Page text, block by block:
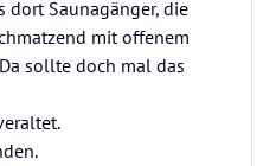
dort Saunagänger, die
mit offenem
sollte doch mal das